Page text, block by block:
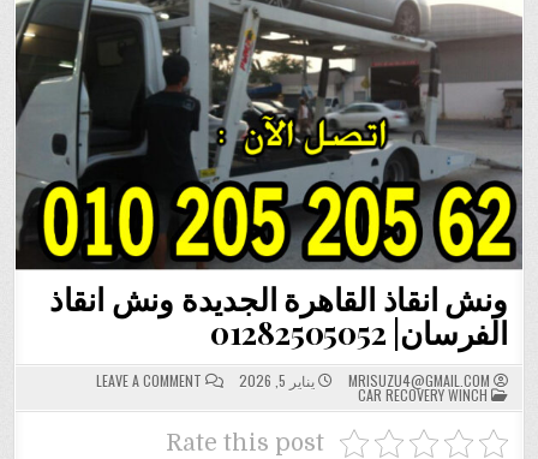
ونش انقاذ القاهرة الجديدة ونش انقاذ
الفرسان| 01282505052
MRISUZU4@GMAIL.COM يناير 5, 2026 LEAVE A COMMENT
ON
ونش
انقاذ
POSTED
IN
CAR RECOVERY WINCH
Rate this post